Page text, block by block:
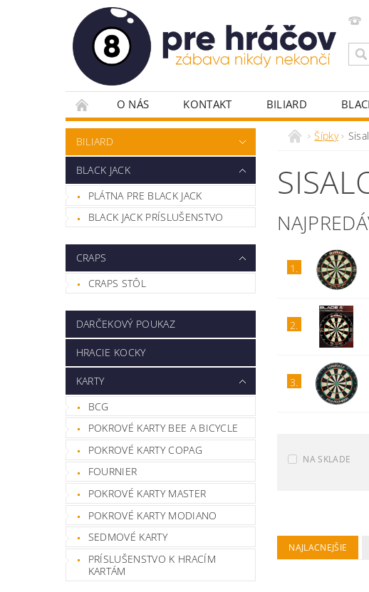
O NÁS KONTAKT BILIARD
PLÁTNA PRE POKER
POKROVÉ DOSKY
POKROVÉ STOLY
RULETA
VYBAVENIE HERNÍ
ŽETÓNY
BILIARD
BLACK JACK
PLÁTNA PRE BLACK JACK
BLACK JACK PRÍSLUŠENSTVO
CRAPS
CRAPS STÔL
DARČEKOVÝ POUKAZ
HRACIE KOCKY
KARTY
BCG
POKROVÉ KARTY BEE A BICYCLE
POKROVÉ KARTY COPAG
FOURNIER
POKROVÉ KARTY MASTER
POKROVÉ KARTY MODIANO
SEDMOVÉ KARTY
PRÍSLUŠENSTVO K HRACÍM
KARTÁM
Šípky
1.
2.
3.
NA SKLADE
NAJLACNEJŠIE